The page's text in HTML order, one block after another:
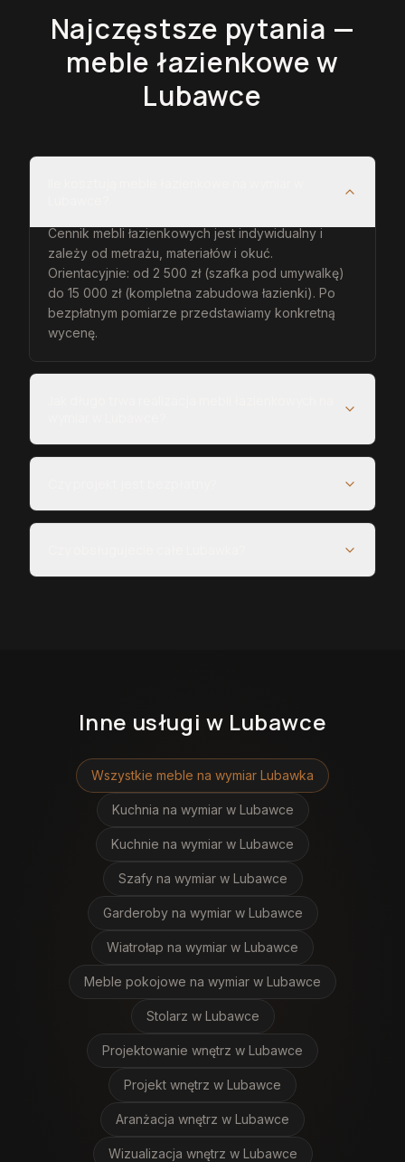
Najczęstsze pytania —
meble łazienkowew
Lubawce
Cennik mebli łazienkowych jest indywidualny i
zależy od metrażu, materiałów i okuć.
Orientacyjnie: od 2 500 zł (szafka pod umywalkę)
do 15 000 zł (kompletna zabudowa łazienki). Po
bezpłatnym pomiarze przedstawiamy konkretną
wycenę.
Inne usługi w Lubawce
Wszystkie meble na wymiar Lubawka
Kuchnia na wymiar w Lubawce
Kuchnie na wymiar w Lubawce
Szafy na wymiar w Lubawce
Garderoby na wymiar w Lubawce
Wiatrołap na wymiar w Lubawce
Meble pokojowe na wymiar w Lubawce
Stolarz w Lubawce
Projektowanie wnętrz w Lubawce
Projekt wnętrz w Lubawce
Aranżacja wnętrz w Lubawce
Wizualizacja wnętrz w Lubawce